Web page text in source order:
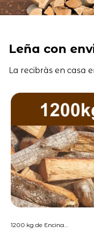
Leña con
La recibràs en casa
1200 kg de Encina...